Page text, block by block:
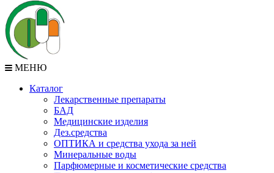
МЕНЮ
Каталог
Лекарственные препараты
БАД
Медицинские изделия
Дез.средства
ОПТИКА и средства ухода за ней
Минеральные воды
Парфюмерные и косметические средства